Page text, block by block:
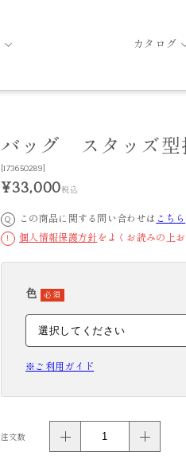
カタログ
バッグ スタッズ型
[173650289]
¥33,000税込
Q この商品に関する問い合わせは こちら
! 個人情報保護方針をよくお読みの上
色 必須
※ご利用ガイド
注文数